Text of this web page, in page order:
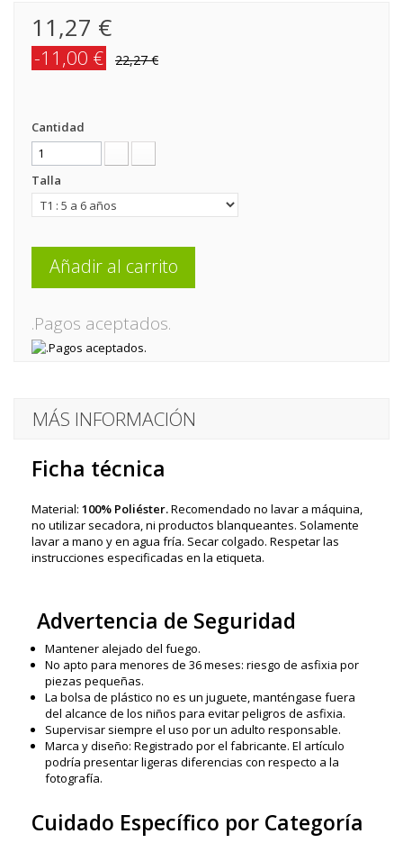
11,27 €
-11,00 € 22,27 €
Cantidad
Talla
Añadir al carrito
.Pagos aceptados.
MÁS INFORMACIÓN
Ficha técnica
Material: 100% Poliéster.Recomendado no lavar a máquina,
no utilizar secadora, ni productos blanqueantes. Solamente
lavar a mano y en agua fría. Secar colgado. Respetar las
instrucciones especificadas en la etiqueta.
Advertencia de Seguridad
Mantener alejado del fuego.
No apto para menores de 36 meses: riesgo de asfixia por
piezas pequeñas.
La bolsa de plástico no es un juguete, manténgase fuera
del alcance de los niños para evitar peligros de asfixia.
Supervisar siempre el uso por un adulto responsable.
Marca y diseño: Registrado por el fabricante. El artículo
podría presentar ligeras diferencias con respecto a la
fotografía.
Cuidado Específico por Categoría